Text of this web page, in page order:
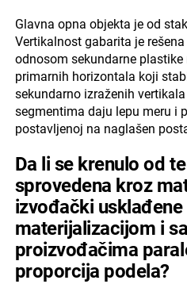
Glavna opna objekta je od
Vertikalnost gabarita je
odnosom sekundarne plastike
primarnih horizontala koji
sekundarno izraženih
segmentima daju lepu meru i
postavljenoj na naglašen
Da li se krenulo od
sprovedena kroz
izvođački
materijalizacijom i
proizvođačima
proporcija podela?